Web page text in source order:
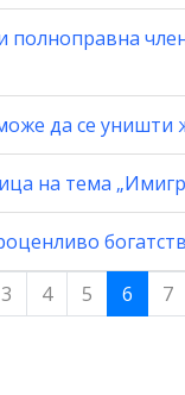
полноправна
да се уништи
на тема
3 4 5 6 7